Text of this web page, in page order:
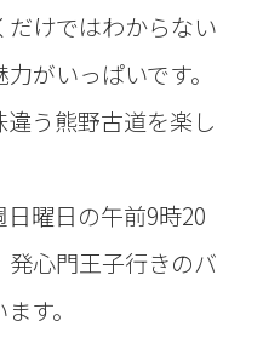
けではわからない
がいっぱいです。
う熊野古道を楽し
曜日の午前9時20
心門王子行きのバ
す。